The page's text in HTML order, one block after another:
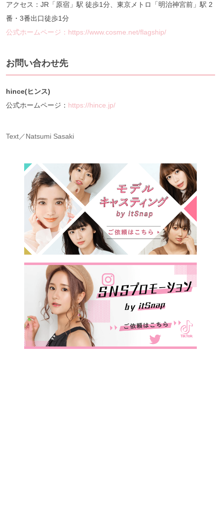
アクセス：JR「原宿」駅 徒歩1分、東京メトロ「明治神宮前」駅 2
番・3番出口徒歩1分
公式ホームページ：https://www.cosme.net/flagship/
お問い合わせ先
hince(ヒンス)
公式ホームページ： https://hince.jp/
Text／Natsumi Sasaki